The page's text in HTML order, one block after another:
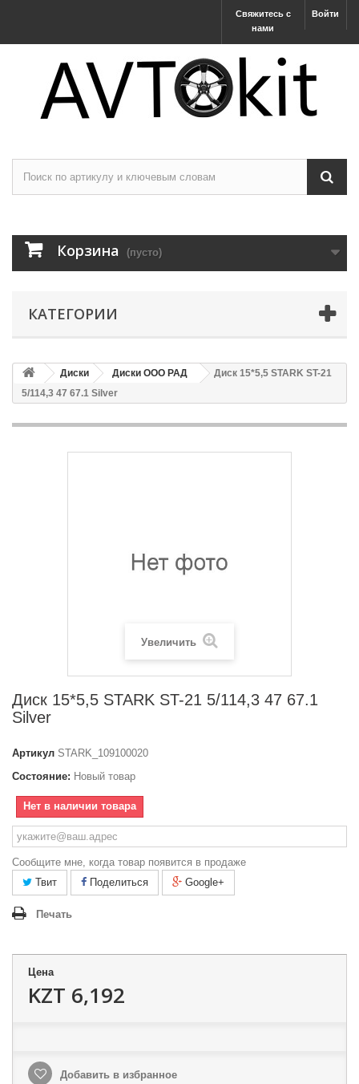
Войти
Свяжитесь с
нами
Корзина (пусто)
КАТЕГОРИИ
Диски Диски ООО РАД
Диск 15*5,5 STARK ST-21
5/114,3 47 67.1 Silver
Увеличить
Диск 15*5,5 STARK ST-21 5/114,3 47 67.1
Silver
Артикул STARK_109100020
Состояние: Новый товар
Нет в наличии товара
Сообщите мне, когда товар появится в продаже
Твит
Поделиться Google+
Печать
Цена
KZT 6,192
Добавить в избранное